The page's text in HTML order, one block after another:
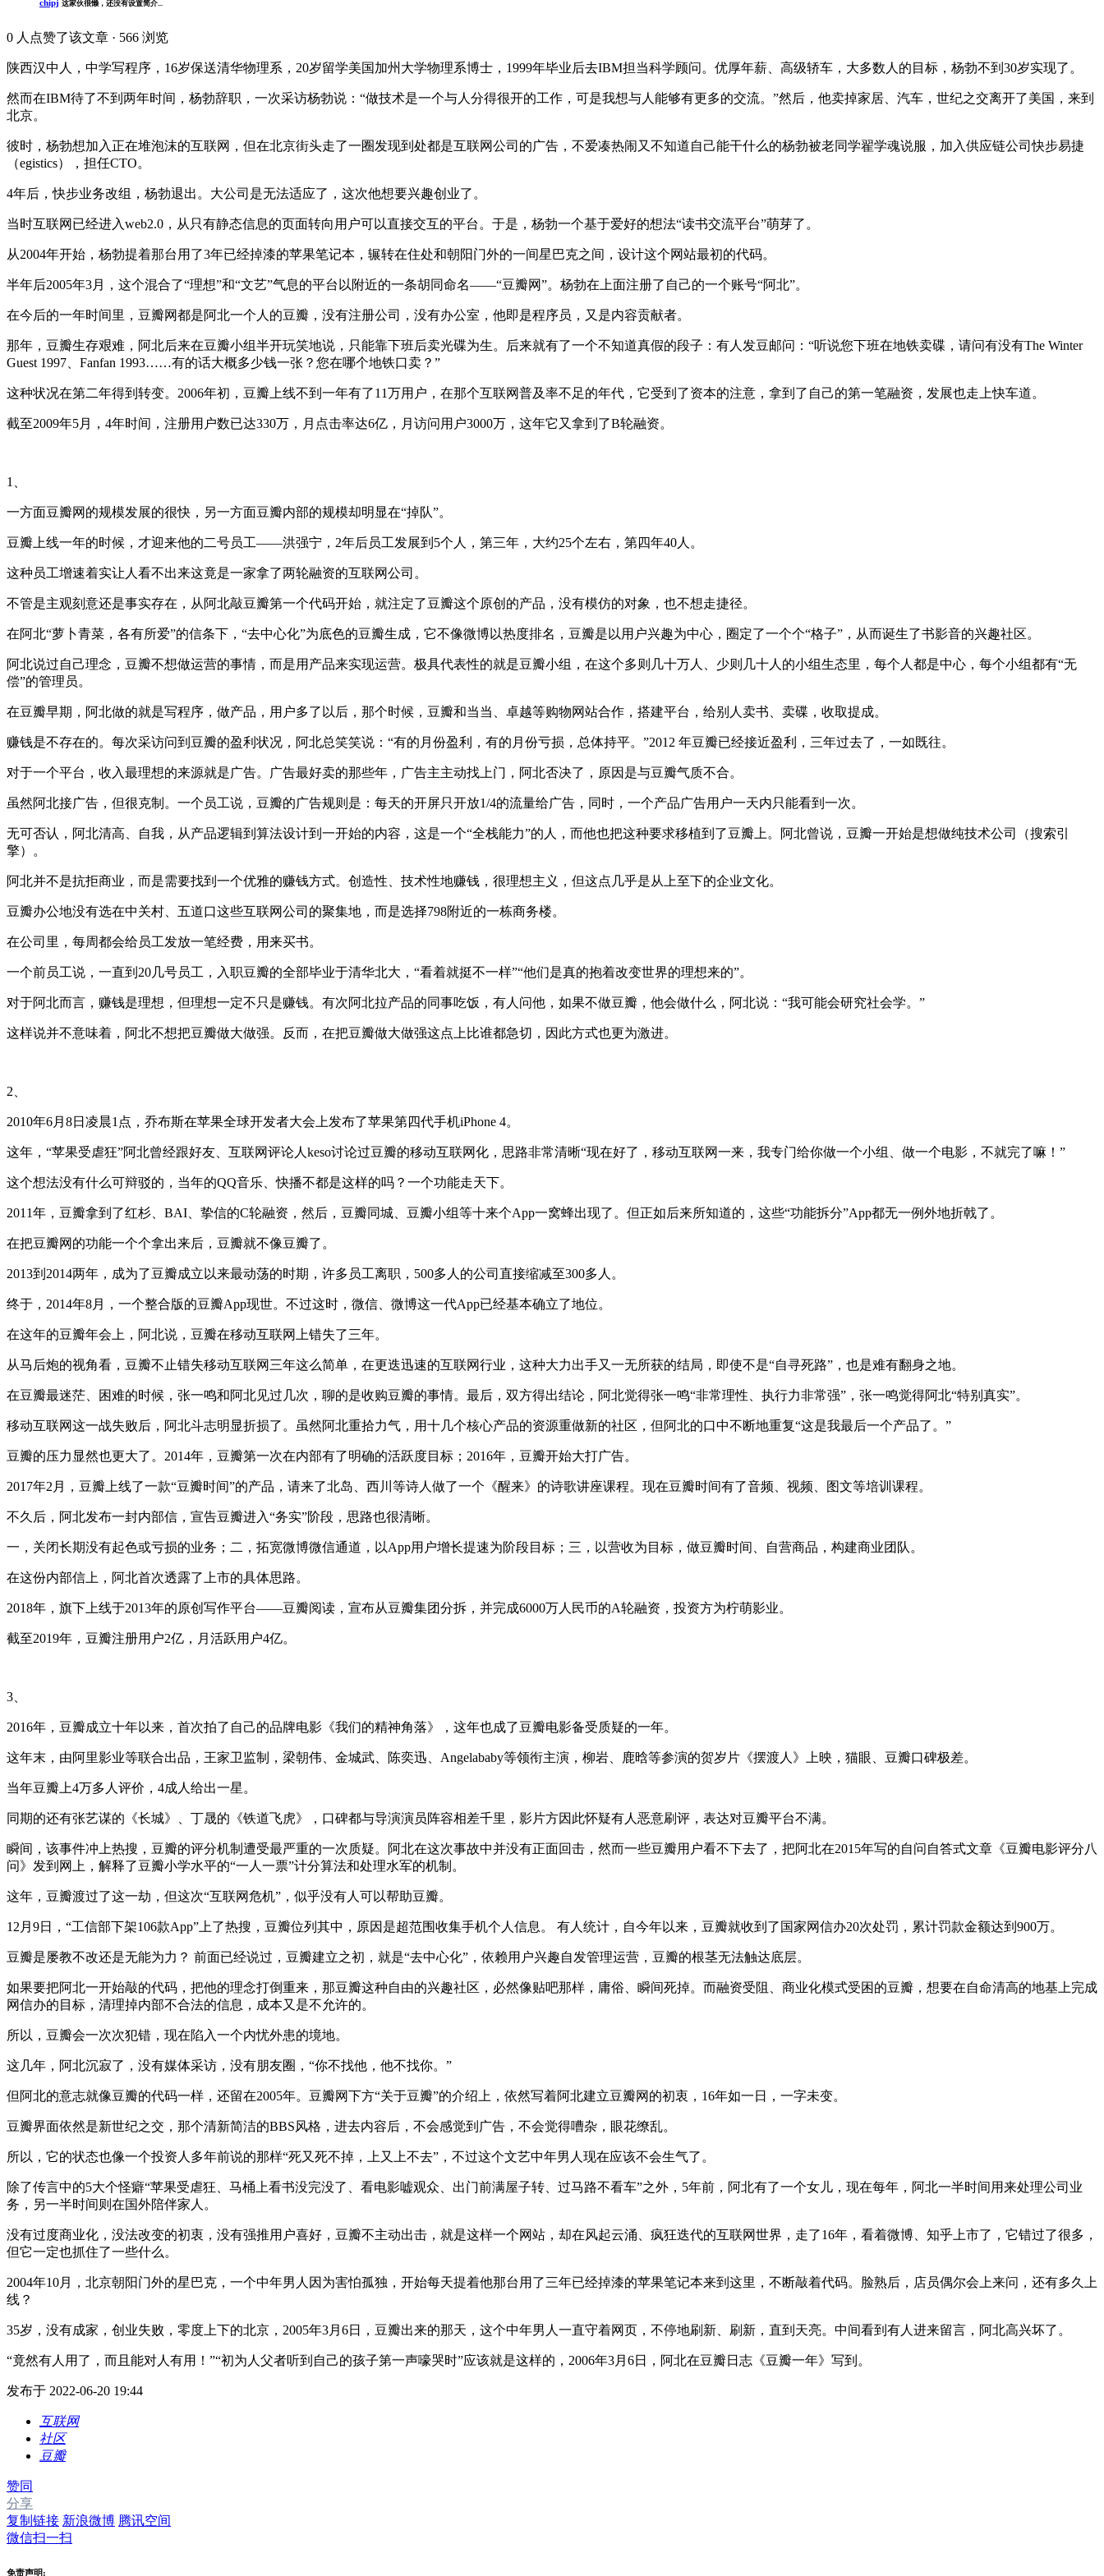
chipj 这家伙很懒，还没有设置简介...
0 人点赞了该文章 · 566 浏览
陕西汉中人，中学写程序，16岁保送清华物理系，20岁留学美国加州大学物理系博士，1999年毕业后去IBM担当科学顾问。优厚年薪、高级轿车，大多数人的目标，杨勃不到30岁实现了。
然而在IBM待了不到两年时间，杨勃辞职，一次采访杨勃说：“做技术是一个与人分得很开的工作，可是我想与人能够有更多的交流。”然后，他卖掉家居、汽车，世纪之交离开了美国，来到
北京。
彼时，杨勃想加入正在堆泡沫的互联网，但在北京街头走了一圈发现到处都是互联网公司的广告，不爱凑热闹又不知道自己能干什么的杨勃被老同学翟学魂说服，加入供应链公司快步易捷
（egistics），担任CTO。
4年后，快步业务改组，杨勃退出。大公司是无法适应了，这次他想要兴趣创业了。
当时互联网已经进入web2.0，从只有静态信息的页面转向用户可以直接交互的平台。于是，杨勃一个基于爱好的想法“读书交流平台”萌芽了。
从2004年开始，杨勃提着那台用了3年已经掉漆的苹果笔记本，辗转在住处和朝阳门外的一间星巴克之间，设计这个网站最初的代码。
半年后2005年3月，这个混合了“理想”和“文艺”气息的平台以附近的一条胡同命名——“豆瓣网”。杨勃在上面注册了自己的一个账号“阿北”。
在今后的一年时间里，豆瓣网都是阿北一个人的豆瓣，没有注册公司，没有办公室，他即是程序员，又是内容贡献者。
那年，豆瓣生存艰难，阿北后来在豆瓣小组半开玩笑地说，只能靠下班后卖光碟为生。后来就有了一个不知道真假的段子：有人发豆邮问：“听说您下班在地铁卖碟，请问有没有The Winter
Guest 1997、Fanfan 1993……有的话大概多少钱一张？您在哪个地铁口卖？”
这种状况在第二年得到转变。2006年初，豆瓣上线不到一年有了11万用户，在那个互联网普及率不足的年代，它受到了资本的注意，拿到了自己的第一笔融资，发展也走上快车道。
截至2009年5月，4年时间，注册用户数已达330万，月点击率达6亿，月访问用户3000万，这年它又拿到了B轮融资。
1、
一方面豆瓣网的规模发展的很快，另一方面豆瓣内部的规模却明显在“掉队”。
豆瓣上线一年的时候，才迎来他的二号员工——洪强宁，2年后员工发展到5个人，第三年，大约25个左右，第四年40人。
这种员工增速着实让人看不出来这竟是一家拿了两轮融资的互联网公司。
不管是主观刻意还是事实存在，从阿北敲豆瓣第一个代码开始，就注定了豆瓣这个原创的产品，没有模仿的对象，也不想走捷径。
在阿北“萝卜青菜，各有所爱”的信条下，“去中心化”为底色的豆瓣生成，它不像微博以热度排名，豆瓣是以用户兴趣为中心，圈定了一个个“格子”，从而诞生了书影音的兴趣社区。
阿北说过自己理念，豆瓣不想做运营的事情，而是用产品来实现运营。极具代表性的就是豆瓣小组，在这个多则几十万人、少则几十人的小组生态里，每个人都是中心，每个小组都有“无
偿”的管理员。
在豆瓣早期，阿北做的就是写程序，做产品，用户多了以后，那个时候，豆瓣和当当、卓越等购物网站合作，搭建平台，给别人卖书、卖碟，收取提成。
赚钱是不存在的。每次采访问到豆瓣的盈利状况，阿北总笑笑说：“有的月份盈利，有的月份亏损，总体持平。”2012 年豆瓣已经接近盈利，三年过去了，一如既往。
对于一个平台，收入最理想的来源就是广告。广告最好卖的那些年，广告主主动找上门，阿北否决了，原因是与豆瓣气质不合。
虽然阿北接广告，但很克制。一个员工说，豆瓣的广告规则是：每天的开屏只开放1/4的流量给广告，同时，一个产品广告用户一天内只能看到一次。
无可否认，阿北清高、自我，从产品逻辑到算法设计到一开始的内容，这是一个“全栈能力”的人，而他也把这种要求移植到了豆瓣上。阿北曾说，豆瓣一开始是想做纯技术公司（搜索引
擎）。
阿北并不是抗拒商业，而是需要找到一个优雅的赚钱方式。创造性、技术性地赚钱，很理想主义，但这点几乎是从上至下的企业文化。
豆瓣办公地没有选在中关村、五道口这些互联网公司的聚集地，而是选择798附近的一栋商务楼。
在公司里，每周都会给员工发放一笔经费，用来买书。
一个前员工说，一直到20几号员工，入职豆瓣的全部毕业于清华北大，“看着就挺不一样”“他们是真的抱着改变世界的理想来的”。
对于阿北而言，赚钱是理想，但理想一定不只是赚钱。有次阿北拉产品的同事吃饭，有人问他，如果不做豆瓣，他会做什么，阿北说：“我可能会研究社会学。”
这样说并不意味着，阿北不想把豆瓣做大做强。反而，在把豆瓣做大做强这点上比谁都急切，因此方式也更为激进。
2、
2010年6月8日凌晨1点，乔布斯在苹果全球开发者大会上发布了苹果第四代手机iPhone 4。
这年，“苹果受虐狂”阿北曾经跟好友、互联网评论人keso讨论过豆瓣的移动互联网化，思路非常清晰“现在好了，移动互联网一来，我专门给你做一个小组、做一个电影，不就完了嘛！”
这个想法没有什么可辩驳的，当年的QQ音乐、快播不都是这样的吗？一个功能走天下。
2011年，豆瓣拿到了红杉、BAI、挚信的C轮融资，然后，豆瓣同城、豆瓣小组等十来个App一窝蜂出现了。但正如后来所知道的，这些“功能拆分”App都无一例外地折戟了。
在把豆瓣网的功能一个个拿出来后，豆瓣就不像豆瓣了。
2013到2014两年，成为了豆瓣成立以来最动荡的时期，许多员工离职，500多人的公司直接缩减至300多人。
终于，2014年8月，一个整合版的豆瓣App现世。不过这时，微信、微博这一代App已经基本确立了地位。
在这年的豆瓣年会上，阿北说，豆瓣在移动互联网上错失了三年。
从马后炮的视角看，豆瓣不止错失移动互联网三年这么简单，在更迭迅速的互联网行业，这种大力出手又一无所获的结局，即使不是“自寻死路”，也是难有翻身之地。
在豆瓣最迷茫、困难的时候，张一鸣和阿北见过几次，聊的是收购豆瓣的事情。最后，双方得出结论，阿北觉得张一鸣“非常理性、执行力非常强”，张一鸣觉得阿北“特别真实”。
移动互联网这一战失败后，阿北斗志明显折损了。虽然阿北重拾力气，用十几个核心产品的资源重做新的社区，但阿北的口中不断地重复“这是我最后一个产品了。”
豆瓣的压力显然也更大了。2014年，豆瓣第一次在内部有了明确的活跃度目标；2016年，豆瓣开始大打广告。
2017年2月，豆瓣上线了一款“豆瓣时间”的产品，请来了北岛、西川等诗人做了一个《醒来》的诗歌讲座课程。现在豆瓣时间有了音频、视频、图文等培训课程。
不久后，阿北发布一封内部信，宣告豆瓣进入“务实”阶段，思路也很清晰。
一，关闭长期没有起色或亏损的业务；二，拓宽微博微信通道，以App用户增长提速为阶段目标；三，以营收为目标，做豆瓣时间、自营商品，构建商业团队。
在这份内部信上，阿北首次透露了上市的具体思路。
2018年，旗下上线于2013年的原创写作平台——豆瓣阅读，宣布从豆瓣集团分拆，并完成6000万人民币的A轮融资，投资方为柠萌影业。
截至2019年，豆瓣注册用户2亿，月活跃用户4亿。
3、
2016年，豆瓣成立十年以来，首次拍了自己的品牌电影《我们的精神角落》，这年也成了豆瓣电影备受质疑的一年。
这年末，由阿里影业等联合出品，王家卫监制，梁朝伟、金城武、陈奕迅、Angelababy等领衔主演，柳岩、鹿晗等参演的贺岁片《摆渡人》上映，猫眼、豆瓣口碑极差。
当年豆瓣上4万多人评价，4成人给出一星。
同期的还有张艺谋的《长城》、丁晟的《铁道飞虎》，口碑都与导演演员阵容相差千里，影片方因此怀疑有人恶意刷评，表达对豆瓣平台不满。
瞬间，该事件冲上热搜，豆瓣的评分机制遭受最严重的一次质疑。阿北在这次事故中并没有正面回击，然而一些豆瓣用户看不下去了，把阿北在2015年写的自问自答式文章《豆瓣电影评分八
问》发到网上，解释了豆瓣小学水平的“一人一票”计分算法和处理水军的机制。
这年，豆瓣渡过了这一劫，但这次“互联网危机”，似乎没有人可以帮助豆瓣。
12月9日，“工信部下架106款App”上了热搜，豆瓣位列其中，原因是超范围收集手机个人信息。 有人统计，自今年以来，豆瓣就收到了国家网信办20次处罚，累计罚款金额达到900万。
豆瓣是屡教不改还是无能为力？ 前面已经说过，豆瓣建立之初，就是“去中心化”，依赖用户兴趣自发管理运营，豆瓣的根茎无法触达底层。
如果要把阿北一开始敲的代码，把他的理念打倒重来，那豆瓣这种自由的兴趣社区，必然像贴吧那样，庸俗、瞬间死掉。而融资受阻、商业化模式受困的豆瓣，想要在自命清高的地基上完成
网信办的目标，清理掉内部不合法的信息，成本又是不允许的。
所以，豆瓣会一次次犯错，现在陷入一个内忧外患的境地。
这几年，阿北沉寂了，没有媒体采访，没有朋友圈，“你不找他，他不找你。”
但阿北的意志就像豆瓣的代码一样，还留在2005年。豆瓣网下方“关于豆瓣”的介绍上，依然写着阿北建立豆瓣网的初衷，16年如一日，一字未变。
豆瓣界面依然是新世纪之交，那个清新简洁的BBS风格，进去内容后，不会感觉到广告，不会觉得嘈杂，眼花缭乱。
所以，它的状态也像一个投资人多年前说的那样“死又死不掉，上又上不去”，不过这个文艺中年男人现在应该不会生气了。
除了传言中的5大个怪癖“苹果受虐狂、马桶上看书没完没了、看电影嘘观众、出门前满屋子转、过马路不看车”之外，5年前，阿北有了一个女儿，现在每年，阿北一半时间用来处理公司业
务，另一半时间则在国外陪伴家人。
没有过度商业化，没法改变的初衷，没有强推用户喜好，豆瓣不主动出击，就是这样一个网站，却在风起云涌、疯狂迭代的互联网世界，走了16年，看着微博、知乎上市了，它错过了很多，
但它一定也抓住了一些什么。
2004年10月，北京朝阳门外的星巴克，一个中年男人因为害怕孤独，开始每天提着他那台用了三年已经掉漆的苹果笔记本来到这里，不断敲着代码。脸熟后，店员偶尔会上来问，还有多久上
线？
35岁，没有成家，创业失败，零度上下的北京，2005年3月6日，豆瓣出来的那天，这个中年男人一直守着网页，不停地刷新、刷新，直到天亮。中间看到有人进来留言，阿北高兴坏了。
“竟然有人用了，而且能对人有用！”“初为人父者听到自己的孩子第一声嚎哭时”应该就是这样的，2006年3月6日，阿北在豆瓣日志《豆瓣一年》写到。
发布于 2022-06-20 19:44
互联网
社区
豆瓣
赞同
分享
复制链接 新浪微博 腾讯空间
微信扫一扫
免责声明: